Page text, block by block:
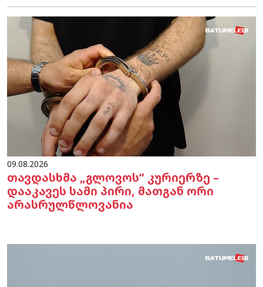
09.08.2026
თავდასხმა „გლოვოს“ კურიერზე –
დააკავეს სამი პირი, მათგან ორი
არასრულწლოვანია